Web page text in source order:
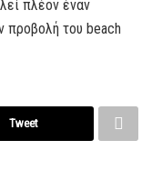
πλέον έναν
προβολή του beach
Tweet